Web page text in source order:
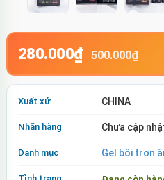
280.000₫ 500.000₫
Xuất xứ CHINA
Nhãn hàng Chưa cập
Danh mục Gel bôi trơn